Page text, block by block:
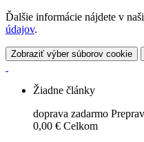
Ďalšie informácie nájdete v
údajov.
Zobraziť výber súborov cookie
Žiadne články
doprava zadarmo
0,00 € Celkom